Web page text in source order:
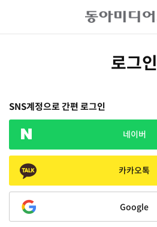
로그인
SNS계정으로 간편 로그인
네이버
카카오톡
Google